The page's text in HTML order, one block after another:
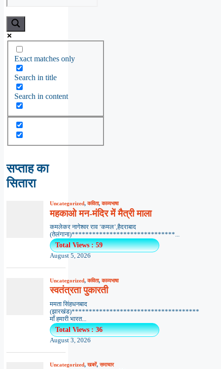
Exact matches only
Search in title
Search in content
सप्ताह का
सितारा
Uncategorized,कविता,काव्यभाषा
महकाओ मन-मंदिर में मैत्री माला
कमलेकर नागेश्वर राव ‘कमल’,हैदराबाद
(तेलंगाना)******************************...
Total Views : 59
August 5, 2026
Uncategorized,कविता,काव्यभाषा
स्वतंत्रता पुकारती
ममता सिंहधनबाद
(झारखंड)*************************************
माँ हमारी भारत...
Total Views : 36
August 3, 2026
Uncategorized,खबरें,समाचार